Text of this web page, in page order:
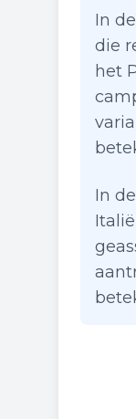
In
die
het
In